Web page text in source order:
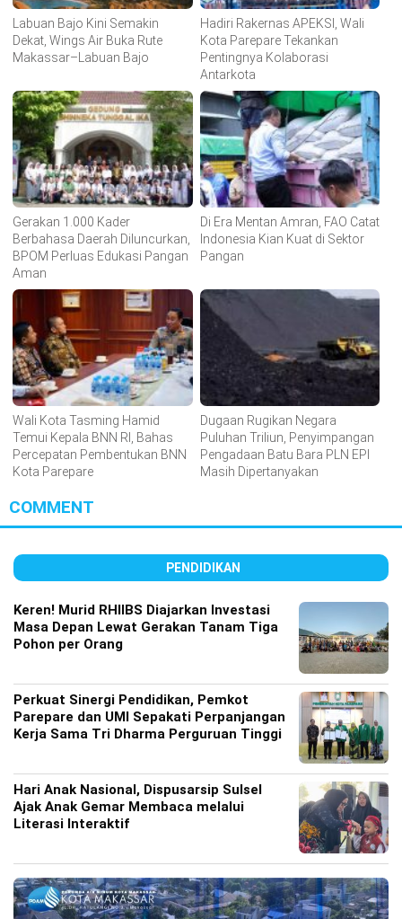
Labuan Bajo Kini Semakin
Dekat, Wings Air Buka Rute
Makassar–Labuan Bajo
Hadiri Rakernas APEKSI, Wali
Kota Parepare Tekankan
Pentingnya Kolaborasi
Antarkota
Gerakan 1.000 Kader
Berbahasa Daerah Diluncurkan,
BPOM Perluas Edukasi Pangan
Aman
Di Era Mentan Amran, FAO Catat
Indonesia Kian Kuat di Sektor
Pangan
Wali Kota Tasming Hamid
Temui Kepala BNN RI, Bahas
Percepatan Pembentukan BNN
Kota Parepare
Dugaan Rugikan Negara
Puluhan Triliun, Penyimpangan
Pengadaan Batu Bara PLN EPI
Masih Dipertanyakan
COMMENT
PENDIDIKAN
Keren! Murid RHIIBS Diajarkan Investasi
Masa Depan Lewat Gerakan Tanam Tiga
Pohon per Orang
Perkuat Sinergi Pendidikan, Pemkot
Parepare dan UMI Sepakati Perpanjangan
Kerja Sama Tri Dharma Perguruan Tinggi
Hari Anak Nasional, Dispusarsip Sulsel
Ajak Anak Gemar Membaca melalui
Literasi Interaktif